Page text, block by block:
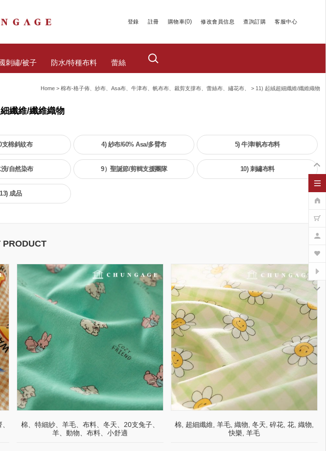
登錄 註冊 購物車(0) 修改會員信息 查詢訂購 客服中心
刺繡/被子 防水/特種布料 蕾絲
Home > 棉布-格子佈、紗布、asa布、牛津布、帆布布、裁剪支撐布、蕾絲布、繡花布、 > 11) 起絨超細纖維/纖維織物
纖維/纖維織物
支棉斜紋布 4) 紗布/60% Asa/多臂布 5) 牛津/帆布布料
/自然染布 9）聖誕節/剪輯支援團隊 10) 刺繡布料
13) 成品
PRODUCT
棉、特細紗、羊毛、布料、冬天、20支兔子、
羊、動物、布料、小舒適
棉, 超細纖維, 羊毛, 織物, 冬天, 碎花, 花, 織物,
快樂, 羊毛